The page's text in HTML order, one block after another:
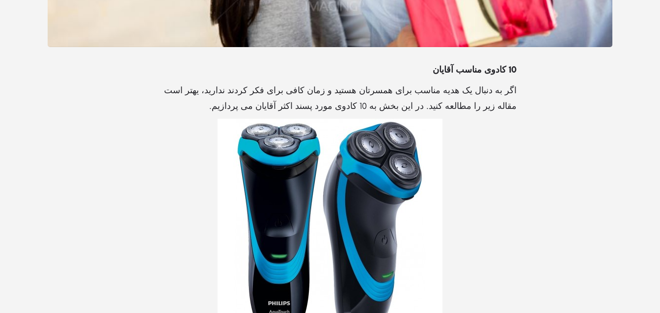
10 کادوی مناسب آقایان
اگر به دنبال یک هدیه مناسب برای همسرتان هستید و زمان کافی برای فکر کردند ندارید، یهتر است
مقاله زیر را مطالعه کنید. در این بخش به 10 کادوی مورد پسند اکثر آقایان می پردازیم.